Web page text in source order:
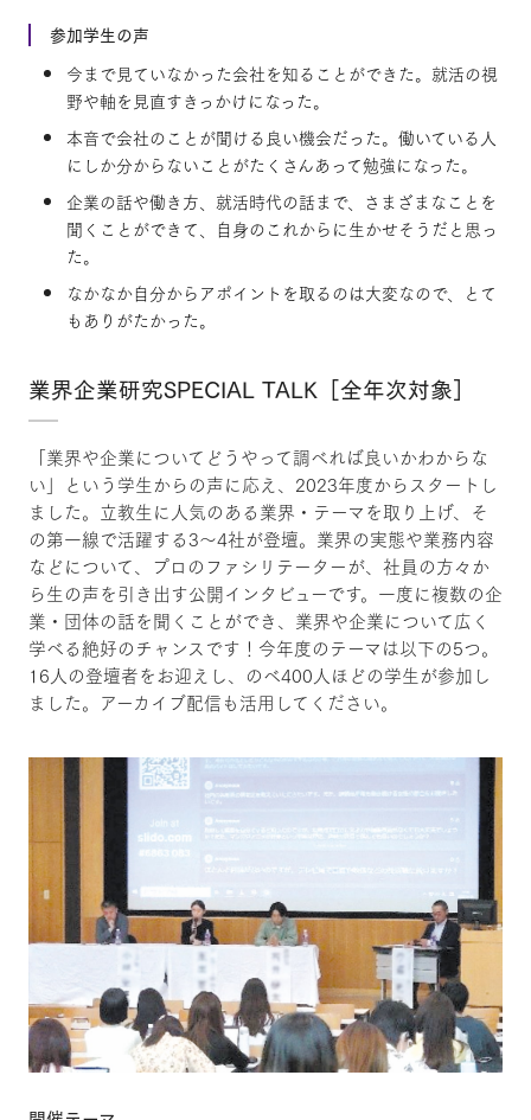
参加学生の声
今まで見ていなかった会社を知ることができた。就活の視
野や軸を見直すきっかけになった。
本音で会社のことが聞ける良い機会だった。働いている人
にしか分からないことがたくさんあって勉強になった。
企業の話や働き方、就活時代の話まで、さまざまなことを
聞くことができて、自身のこれからに生かせそうだと思っ
た。
なかなか自分からアポイントを取るのは大変なので、とて
もありがたかった。
業界企業研究SPECIAL TALK［全年次対象］
「業界や企業についてどうやって調べれば良いかわからな
い」という学生からの声に応え、2023年度からスタートし
ました。立教生に人気のある業界・テーマを取り上げ、そ
の第一線で活躍する3～4社が登壇。業界の実態や業務内容
などについて、プロのファシリテーターが、社員の方々か
ら生の声を引き出す公開インタビューです。一度に複数の企
業・団体の話を聞くことができ、業界や企業について広く
学べる絶好のチャンスです！今年度のテーマは以下の5つ。
16人の登壇者をお迎えし、のべ400人ほどの学生が参加し
ました。アーカイブ配信も活用してください。